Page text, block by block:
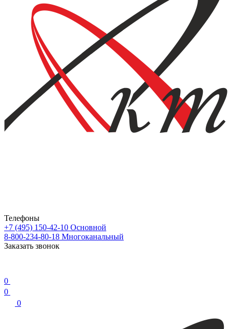
Телефоны
+7 (495) 150-42-10 Основной
8-800-234-80-18 Многоканальный
Заказать звонок
0
0
0